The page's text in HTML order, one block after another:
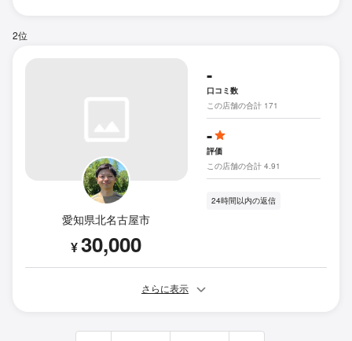
2位
愛知県北名古屋市
¥30,000
-
口コミ数
この店舗の合計 171
-
評価
この店舗の合計 4.91
24時間以内の返信
さらに表示